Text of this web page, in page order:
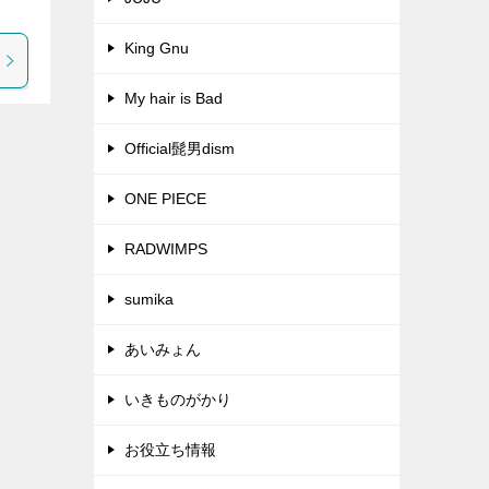
King Gnu
My hair is Bad
Official髭男dism
ONE PIECE
RADWIMPS
sumika
あいみょん
いきものがかり
お役立ち情報